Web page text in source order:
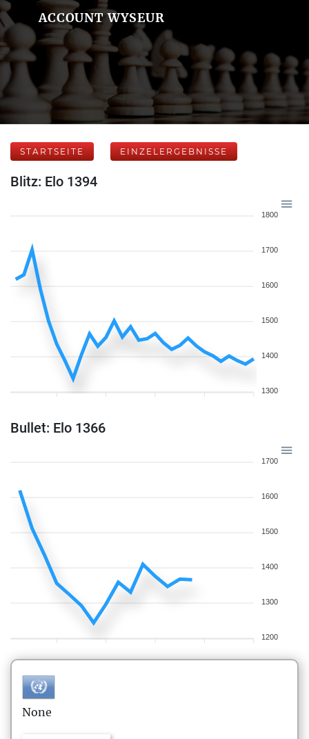
ACCOUNT WYSEUR
STARTSEITE EINZELERGEBNISSE
Blitz: Elo 1394
1800
1700
1600
1500
1400
1300
Bullet: Elo 1366
1700
1600
1500
1400
1300
1200
None